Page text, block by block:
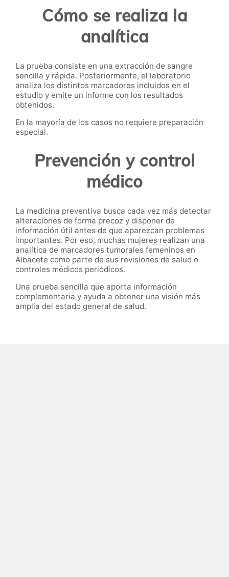
Cómo se realiza la
analítica
La prueba consiste en una extracción de sangre
sencilla y rápida. Posteriormente, el laboratorio
analiza los distintos marcadores incluidos en el
estudio y emite un informe con los resultados
obtenidos.
En la mayoría de los casos no requiere preparación
especial.
Prevención y control
médico
La medicina preventiva busca cada vez más detectar
alteraciones de forma precoz y disponer de
información útil antes de que aparezcan problemas
importantes. Por eso, muchas mujeres realizan una
analítica de marcadores tumorales femeninos en
Albacete como parte de sus revisiones de salud o
controles médicos periódicos.
Una prueba sencilla que aporta información
complementaria y ayuda a obtener una visión más
amplia del estado general de salud.